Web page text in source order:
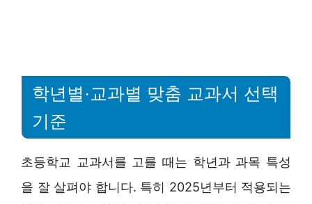
학년별·교과별 맞춤 교과서 선택
기준
초등학교 교과서를 고를 때는 학년과 과목 특성
을 잘 살펴야 합니다. 특히 2025년부터 적용되는